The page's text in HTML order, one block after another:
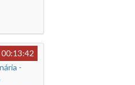
00:13:42
-